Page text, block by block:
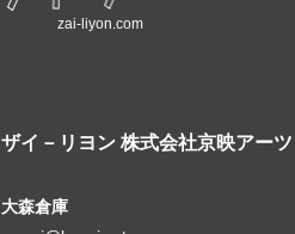
zai-liyon.com
ザイ－リヨン 株式会社京映アー
大森倉庫